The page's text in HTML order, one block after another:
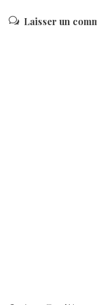
Laisser un